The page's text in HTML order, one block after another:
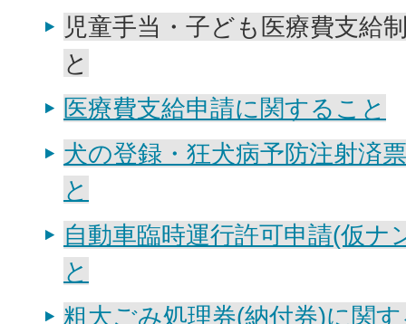
児童手当・子ども医療費支給
と
医療費支給申請に関すること
犬の登録・狂犬病予防注射済
と
自動車臨時運行許可申請(仮ナ
と
粗大ごみ処理券(納付券)に関